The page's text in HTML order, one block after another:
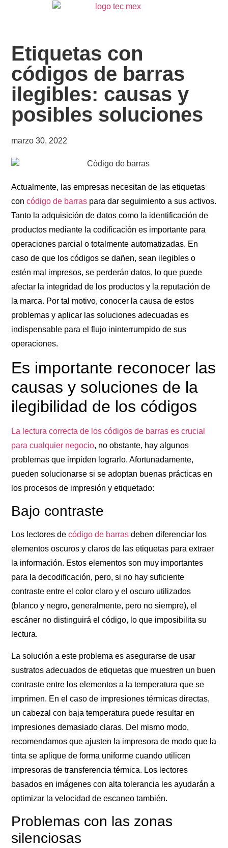
Etiquetas con
códigos de barras
ilegibles: causas y
posibles soluciones
marzo 30, 2022
Actualmente, las empresas necesitan de las etiquetas
concódigo de barras para dar seguimiento a sus activos.
Tanto la adquisición de datos como la identificación de
productos mediante la codificación es importante para
operaciones parcial o totalmente automatizadas. En
caso de que los códigos se dañen, sean ilegibles o
estén mal impresos, se perderán datos, lo que puede
afectar la integridad de los productos y la reputación de
la marca. Por tal motivo, conocer la causa de estos
problemas y aplicar las soluciones adecuadas es
indispensable para el flujo ininterrumpido de sus
operaciones.
Es importante reconocer las
causas y soluciones de la
ilegibilidad de los códigos
La lectura correcta de los códigos de barras es crucial
para cualquier negocio, no obstante, hay algunos
problemas que impiden lograrlo. Afortunadamente,
pueden solucionarse si se adoptan buenas prácticas en
los procesos de impresión y etiquetado:
Bajo contraste
Los lectores decódigo de barras deben diferenciar los
elementos oscuros y claros de las etiquetas para extraer
la información. Estos elementos son muy importantes
para la decodificación, pero, si no hay suficiente
contraste entre el color claro y el oscuro utilizados
(blanco y negro, generalmente, pero no siempre), el
escáner no distinguirá el código, lo que imposibilita su
lectura.
La solución a este problema es asegurarse de usar
sustratos adecuados de etiquetas que muestren un buen
contraste entre los elementos a la temperatura que se
imprimen. En el caso de impresiones térmicas directas,
un cabezal con baja temperatura puede resultar en
impresiones demasiado claras. Del mismo modo,
recomendamos que ajusten la impresora de modo que la
tinta se aplique de forma uniforme cuando utilicen
impresoras de transferencia térmica. Los lectores
basados en imágenes con alta tolerancia les ayudarán a
optimizar la velocidad de escaneo también.
Problemas con las zonas
silenciosas